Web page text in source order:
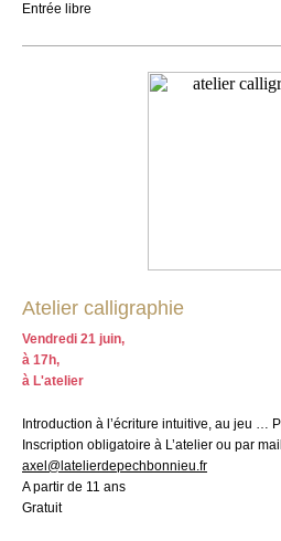
Entrée libre
Atelier calligraphie
Vendredi 21 juin,
à 17h,
à L'atelier
Introduction à l’écriture intuitive, au jeu …
Inscription obligatoire à L’atelier ou par
axel@latelierdepechbonnieu.fr
A partir de 11 ans
Gratuit